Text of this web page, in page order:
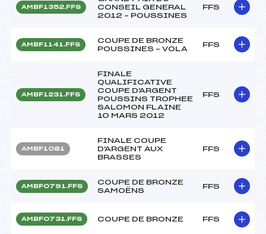
AMBF1352.FFS
CONSEIL GENERAL
2012 – POUSSINES
FFS
AMBF1141.FFS
COUPE DE BRONZE
POUSSINES – VOLA
FFS
AMBF1231.FFS
FINALE
QUALIFICATIVE
COUPE D'ARGENT
POUSSINS TROPHEE
SALOMON FLAINE
10 MARS 2012
FFS
AMBF1081
FINALE COUPE
D'ARGENT AUX
BRASSES
FFS
AMBF0791.FFS
COUPE DE BRONZE
SAMOËNS
FFS
AMBF0731.FFS COUPE DE BRONZE FFS